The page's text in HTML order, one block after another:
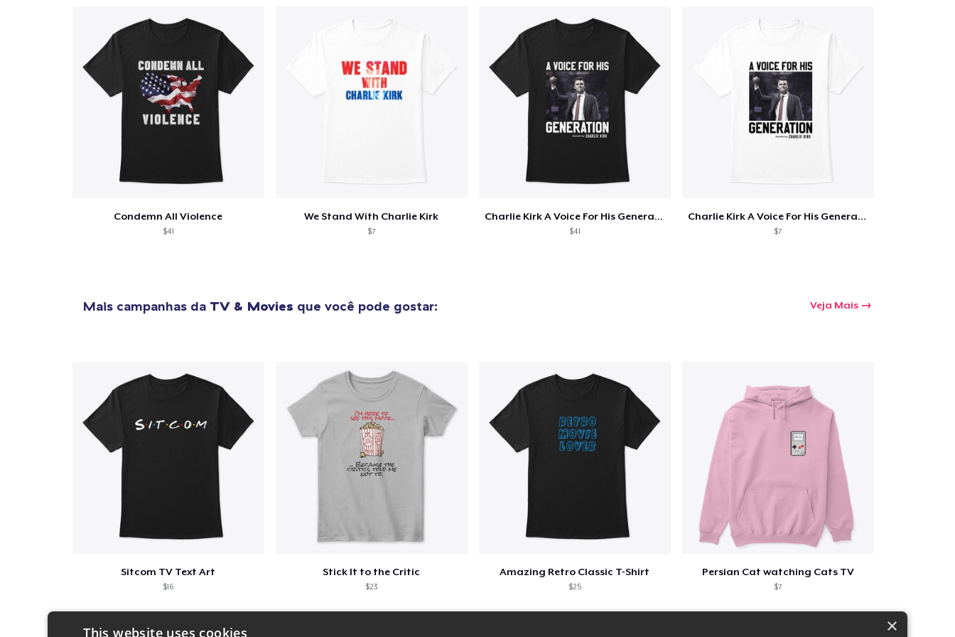
Condemn All Violence
$41
We Stand With Charlie Kirk
$7
Charlie Kirk A Voice For His Generation
$41
Charlie Kirk A Voice For His Generation
$7
Mais campanhas da TV & Movies que você pode gostar: Veja Mais
Sitcom TV Text Art
$16
Stick It to the Critic
$23
Amazing Retro Classic T-Shirt
$25
Persian Cat watching Cats TV
$7
US$ 14,99
Unisex Classic Crewneck Sweatshirt
Women's Premium V-Neck Tee
Premium Long Sleeve Tee
US$ 26,99
Women's Comfort Tee
US$ 22,99
Classic Tank Top
Women's Flowy Tank Top
×
This website uses cookies